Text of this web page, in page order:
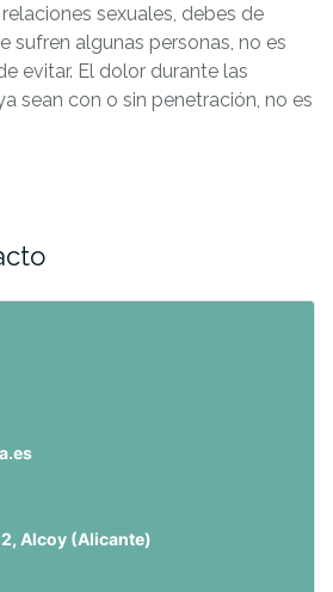
sexuales, debes de
sufren algunas personas, no es
evitar. El dolor durante las
sean con o sin penetración, no es
Alcoy (Alicante)